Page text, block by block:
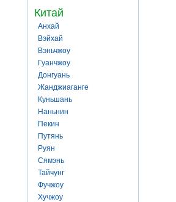
Китай
Анхай
Вэйхай
Вэньчжоу
Гуанчжоу
Донгуань
Жанджиаганге
Куньшань
Наньнин
Пекин
Путянь
Руян
Сямэнь
Тайчунг
Фучжоу
Хучжоу